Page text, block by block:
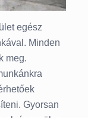
egész
Minden
meg.
Gyorsan